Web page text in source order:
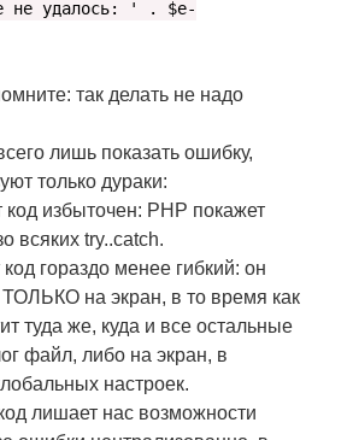
не удалось: ' . $e-
так делать не надо
лишь показать ошибку,
только дураки:
код избыточен: РНР покажет
всяких try..catch.
гораздо менее гибкий: он
на экран, в то время как
туда же, куда и все остальные
файл, либо на экран, в
настроек.
лишает нас возможности